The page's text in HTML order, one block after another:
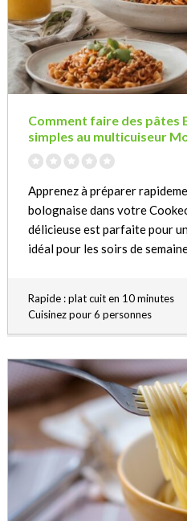
Comment faire des pâtes
simples au multicuiseur
Apprenez à préparer
bolognaise dans votre
délicieuse est parfaite pour
idéal pour les soirs de
Rapide : plat cuit en 10 minutes
Cuisinez pour 6 personnes